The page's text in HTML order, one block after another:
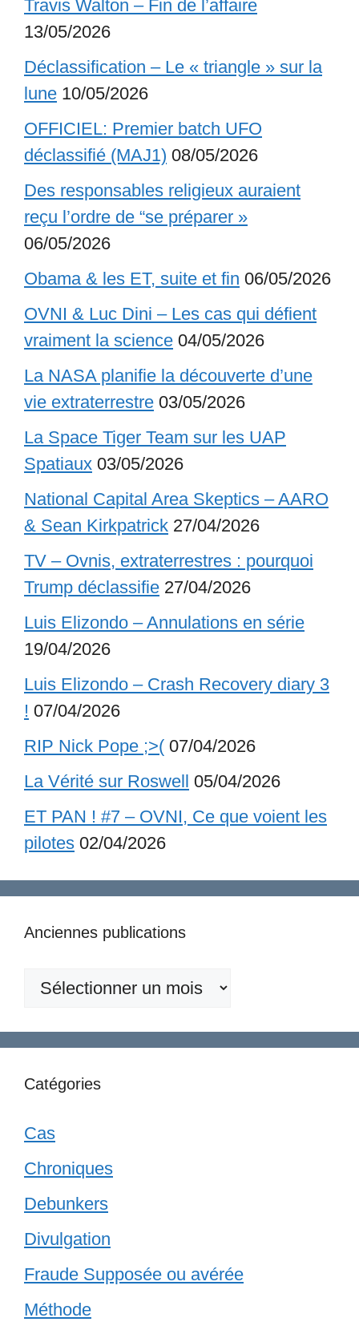
Travis Walton – Fin de l’affaire
13/05/2026
Déclassification – Le « triangle » sur la
lune 10/05/2026
OFFICIEL: Premier batch UFO
déclassifié (MAJ1) 08/05/2026
Des responsables religieux auraient
reçu l’ordre de “se préparer »
06/05/2026
Obama & les ET, suite et fin 06/05/2026
OVNI & Luc Dini – Les cas qui défient
vraiment la science 04/05/2026
La NASA planifie la découverte d’une
vie extraterrestre 03/05/2026
La Space Tiger Team sur les UAP
Spatiaux 03/05/2026
National Capital Area Skeptics – AARO
& Sean Kirkpatrick 27/04/2026
TV – Ovnis, extraterrestres : pourquoi
Trump déclassifie 27/04/2026
Luis Elizondo – Annulations en série
19/04/2026
Luis Elizondo – Crash Recovery diary 3
! 07/04/2026
RIP Nick Pope ;>( 07/04/2026
La Vérité sur Roswell 05/04/2026
ET PAN ! #7 – OVNI, Ce que voient les
pilotes 02/04/2026
Anciennes publications
Anciennes
Catégories
Cas
Chroniques
Debunkers
Divulgation
Fraude Supposée ou avérée
Méthode